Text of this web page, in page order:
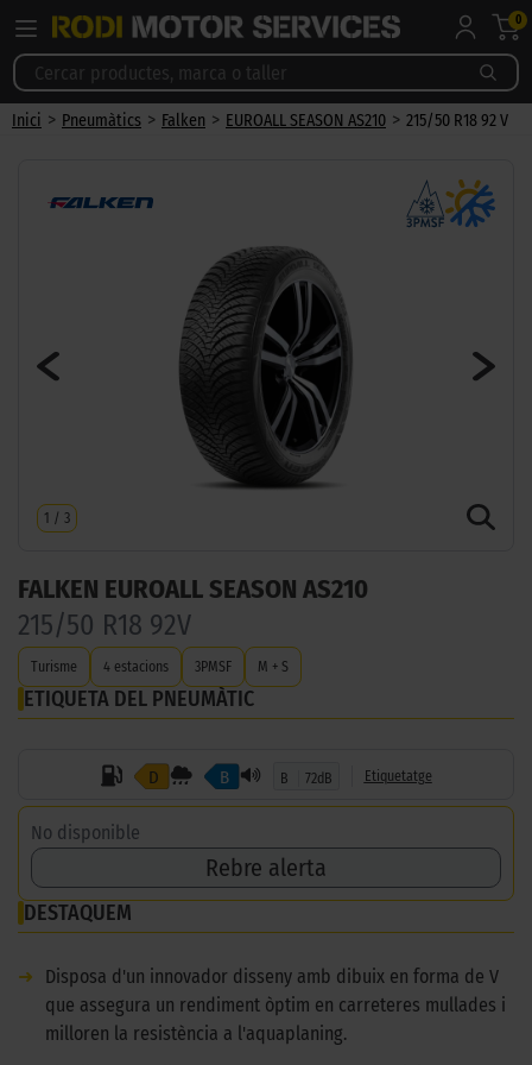
0
Inici > Pneumàtics > Falken > EUROALL SEASON AS210 > 215/50 R18 92 V
1 / 3
FALKEN EUROALL SEASON AS210
215/50 R18 92V
Turisme 4 estacions 3PMSF M + S
ETIQUETA DEL PNEUMÀTIC
D B B 72dB Etiquetatge
No disponible
Rebre alerta
DESTAQUEM
➜
Disposa d'un innovador disseny amb dibuix en forma de V
que assegura un rendiment òptim en carreteres mullades i
milloren la resistència a l'aquaplaning.